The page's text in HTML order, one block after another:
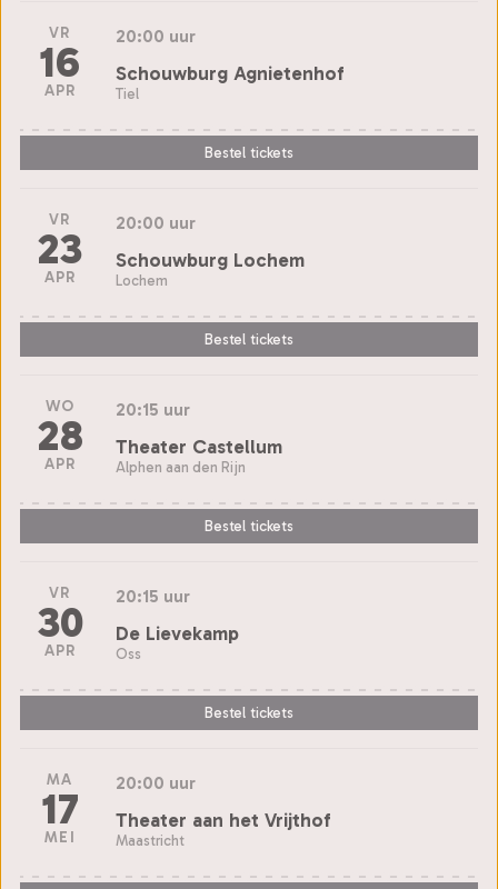
VR
16
APR
20:00 uur
Schouwburg Agnietenhof
Tiel
Bestel tickets
VR
23
APR
20:00 uur
Schouwburg Lochem
Lochem
Bestel tickets
WO
28
APR
20:15 uur
Theater Castellum
Alphen aan den Rijn
Bestel tickets
VR
30
APR
20:15 uur
De Lievekamp
Oss
Bestel tickets
MA
17
MEI
20:00 uur
Theater aan het Vrijthof
Maastricht